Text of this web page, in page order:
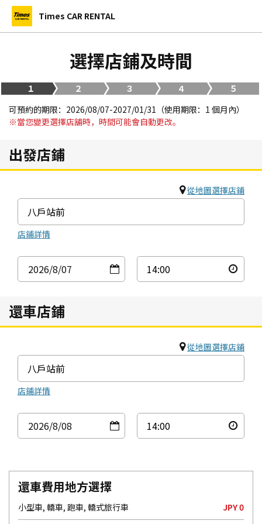
Times CAR RENTAL
選擇店鋪及時間
１ ２ ３ ４
５
可預約的期限：2026/08/07-2027/01/31（使用期限：1 個月內）
※當您變更選擇店舖時，時間可能會自動更改。
出發店鋪
從地圖選擇店鋪
店鋪詳情
2026/8/07
還車店鋪
從地圖選擇店鋪
店鋪詳情
2026/8/08
還車費用地方選擇
小型車, 轎車, 跑車, 轎式旅行車 JPY 0